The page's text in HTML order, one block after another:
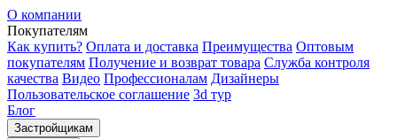
О компании
Покупателям
Как купить? Оплата и доставка Преимущества Оптовым
покупателям Получение и возврат товара Служба контроля
качества Видео Профессионалам Дизайнеры
Пользовательское соглашение 3d тур
Блог
Застройщикам